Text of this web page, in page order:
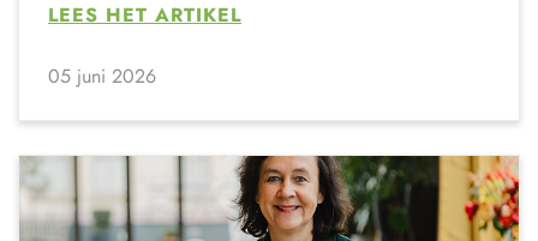
LEES HET ARTIKEL
05 juni 2026